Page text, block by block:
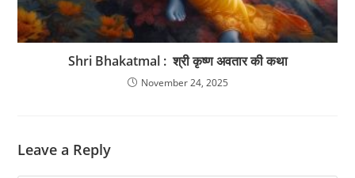
Shri Bhakatmal : श्री कृष्ण अवतार की कथा
November 24, 2025
Leave a Reply